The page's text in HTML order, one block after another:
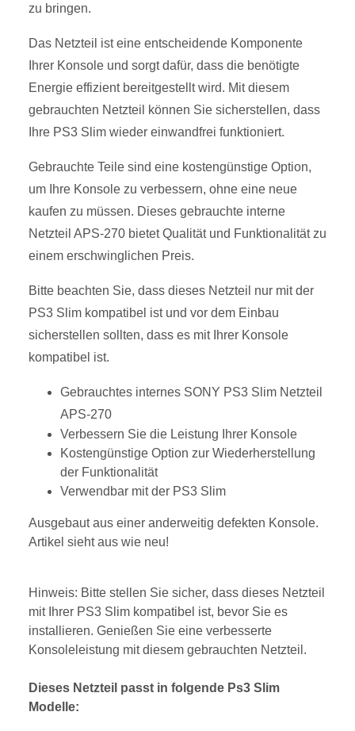
zu bringen.
Das Netzteil ist eine entscheidende Komponente
Ihrer Konsole und sorgt dafür, dass die benötigte
Energie effizient bereitgestellt wird. Mit diesem
gebrauchten Netzteil können Sie sicherstellen, dass
Ihre PS3 Slim wieder einwandfrei funktioniert.
Gebrauchte Teile sind eine kostengünstige Option,
um Ihre Konsole zu verbessern, ohne eine neue
kaufen zu müssen. Dieses gebrauchte interne
Netzteil APS-270 bietet Qualität und Funktionalität zu
einem erschwinglichen Preis.
Bitte beachten Sie, dass dieses Netzteil nur mit der
PS3 Slim kompatibel ist und vor dem Einbau
sicherstellen sollten, dass es mit Ihrer Konsole
kompatibel ist.
Gebrauchtes internes SONY PS3 Slim Netzteil
APS-270
Verbessern Sie die Leistung Ihrer Konsole
Kostengünstige Option zur Wiederherstellung
der Funktionalität
Verwendbar mit der PS3 Slim
Ausgebaut aus einer anderweitig defekten Konsole.
Artikel sieht aus wie neu!
Hinweis: Bitte stellen Sie sicher, dass dieses Netzteil
mit Ihrer PS3 Slim kompatibel ist, bevor Sie es
installieren. Genießen Sie eine verbesserte
Konsoleleistung mit diesem gebrauchten Netzteil.
Dieses Netzteil passt in folgende Ps3 Slim
Modelle: